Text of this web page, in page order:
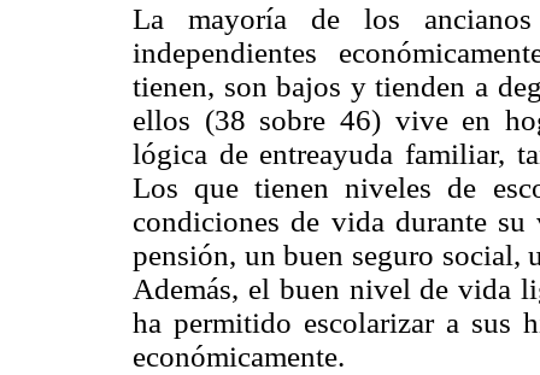
La mayoría de los ancianos
independientes
tienen, son bajos y tienden a
ellos (38 sobre 46) vive en
lógica de entreayuda familiar,
Los que tienen niveles de
condiciones de vida durante
pensión, un buen seguro social,
Además, el buen nivel de vida
ha permitido escolarizar a sus
económicamente.